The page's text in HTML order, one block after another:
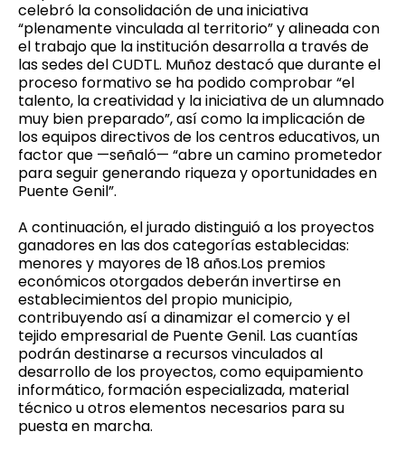
celebró la consolidación de una iniciativa
“plenamente vinculada al territorio” y alineada con
el trabajo que la institución desarrolla a través de
las sedes del CUDTL. Muñoz destacó que durante el
proceso formativo se ha podido comprobar “el
talento, la creatividad y la iniciativa de un alumnado
muy bien preparado”, así como la implicación de
los equipos directivos de los centros educativos, un
factor que —señaló— “abre un camino prometedor
para seguir generando riqueza y oportunidades en
Puente Genil”.
A continuación, el jurado distinguió a los proyectos
ganadores en las dos categorías establecidas:
menores y mayores de 18 años.Los premios
económicos otorgados deberán invertirse en
establecimientos del propio municipio,
contribuyendo así a dinamizar el comercio y el
tejido empresarial de Puente Genil. Las cuantías
podrán destinarse a recursos vinculados al
desarrollo de los proyectos, como equipamiento
informático, formación especializada, material
técnico u otros elementos necesarios para su
puesta en marcha.